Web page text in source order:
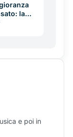
la
il futuro
e poi in